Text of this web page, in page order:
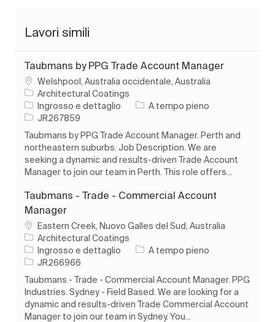
Lavori simili
Taubmans by PPG Trade Account Manager
Ubicazione
Welshpool, Australia occidentale, Australia
Architectural Coatings
Categoria
Ingrosso e dettaglio Tipo di lavoro
A tempo pieno
ID processo
JR267859
Taubmans by PPG Trade Account Manager. Perth and
northeastern suburbs. Job Description. We are
seeking a dynamic and results-driven Trade Account
Manager to join our team in Perth. This role offers...
Taubmans - Trade - Commercial Account
Manager
Ubicazione
Eastern Creek, Nuovo Galles del Sud, Australia
Architectural Coatings
Categoria
Ingrosso e dettaglio Tipo di lavoro
A tempo pieno
ID processo
JR266966
Taubmans - Trade - Commercial Account Manager. PPG
Industries. Sydney - Field Based. We are looking for a
dynamic and results-driven Trade Commercial Account
Manager to join our team in Sydney. You...